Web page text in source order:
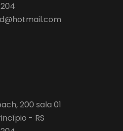
200 sala 01
- RS